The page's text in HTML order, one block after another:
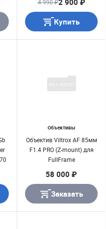
4 990 ₽2 900 ₽
Купить
Объективы
Объектив Viltrox AF 85мм
F1.4 PRO (Z-mount) для
FullFrame
58 000 ₽
Заказать